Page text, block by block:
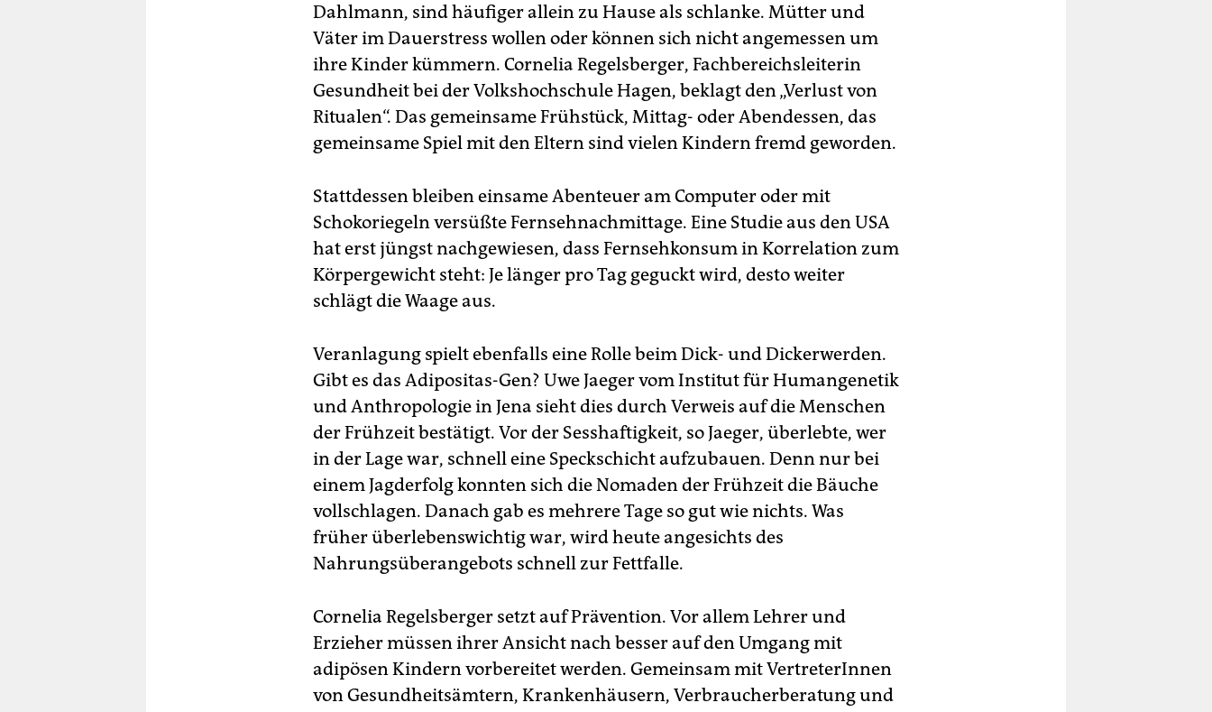
Dahlmann, sind häufiger allein zu Hause als schlanke. Mütter und
Väter im Dauerstress wollen oder können sich nicht angemessen um
ihre Kinder kümmern. Cornelia Regelsberger, Fachbereichsleiterin
Gesundheit bei der Volkshochschule Hagen, beklagt den „Verlust von
Ritualen“. Das gemeinsame Frühstück, Mittag- oder Abendessen, das
gemeinsame Spiel mit den Eltern sind vielen Kindern fremd geworden.
Stattdessen bleiben einsame Abenteuer am Computer oder mit
Schokoriegeln versüßte Fernsehnachmittage. Eine Studie aus den USA
hat erst jüngst nachgewiesen, dass Fernsehkonsum in Korrelation zum
Körpergewicht steht: Je länger pro Tag geguckt wird, desto weiter
schlägt die Waage aus.
Veranlagung spielt ebenfalls eine Rolle beim Dick- und Dickerwerden.
Gibt es das Adipositas-Gen? Uwe Jaeger vom Institut für Humangenetik
und Anthropologie in Jena sieht dies durch Verweis auf die Menschen
der Frühzeit bestätigt. Vor der Sesshaftigkeit, so Jaeger, überlebte, wer
in der Lage war, schnell eine Speckschicht aufzubauen. Denn nur bei
einem Jagderfolg konnten sich die Nomaden der Frühzeit die Bäuche
vollschlagen. Danach gab es mehrere Tage so gut wie nichts. Was
früher überlebenswichtig war, wird heute angesichts des
Nahrungsüberangebots schnell zur Fettfalle.
Cornelia Regelsberger setzt auf Prävention. Vor allem Lehrer und
Erzieher müssen ihrer Ansicht nach besser auf den Umgang mit
adipösen Kindern vorbereitet werden. Gemeinsam mit VertreterInnen
von Gesundheitsämtern, Krankenhäusern, Verbraucherberatung und